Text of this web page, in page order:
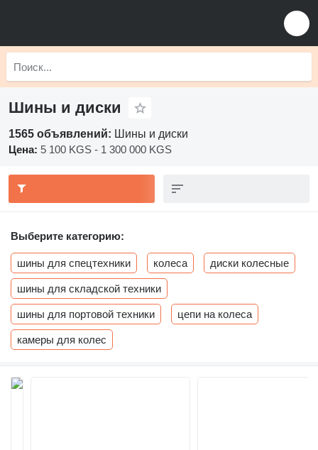
Шины и диски
1565 объявлений: Шины и диски
Цена: 5 100 KGS - 1 300 000 KGS
Выберите категорию:
шины для спецтехники колеса диски колесные
шины для складской техники
шины для портовой техники цепи на колеса
камеры для колес